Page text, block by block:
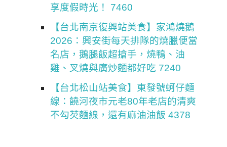
享度假時光！ 7460
【台北南京復興站美食】家鴻燒鵝
2026：興安街每天排隊的燒臘便當
名店，鵝腿飯超搶手，燒鴨、油
雞、叉燒與廣炒麵都好吃 7240
【台北松山站美食】東發號蚵仔麵
線：饒河夜市元老80年老店的清爽
不勾芡麵線，還有麻油油飯 4378